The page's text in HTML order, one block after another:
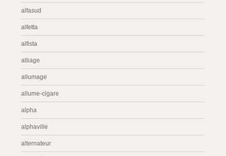
alfasud
alfetta
alfista
alliage
allumage
allume-cigare
alpha
alphaville
alternateur